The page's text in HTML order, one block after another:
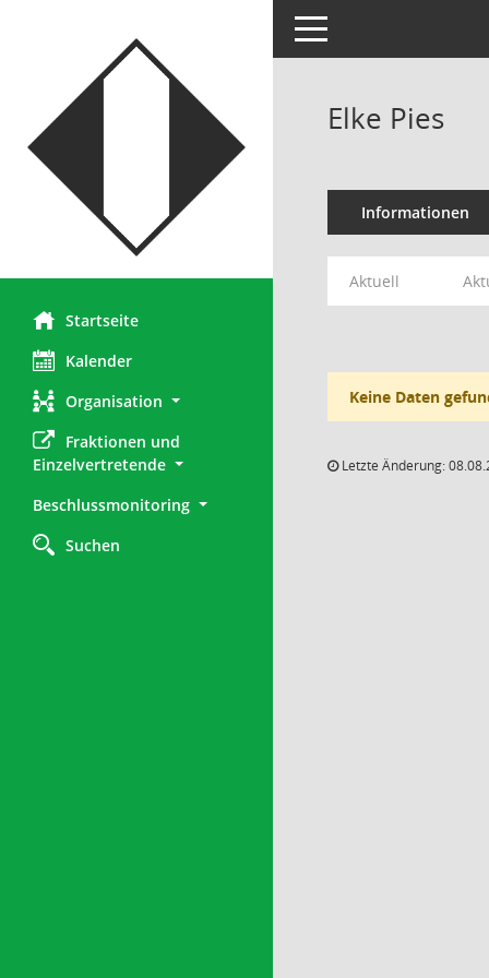
Startseite
Kalender
Organisation
Fraktionen und
Einzelvertretende
Beschlussmonitoring
Suchen
Toggle navigation
Elke Pies
Informationen
Aktuell
Keine Daten
Letzte Änderung: